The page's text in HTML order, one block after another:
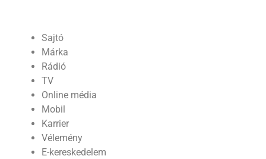
Sajtó
Márka
Rádió
TV
Online média
Mobil
Karrier
Vélemény
E-kereskedelem